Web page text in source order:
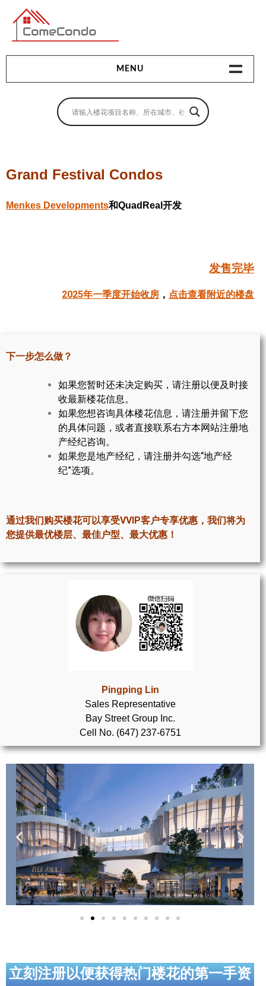
多伦多最新最全的楼花搜索引擎
MENU
地产相关
卖房指南
贷款指南
楼花地图
楼花转让专区
多伦多市中心楼花项目
怡陶碧谷社区介绍
北约克楼花项目
世嘉堡楼花项目
密西沙加社区介绍
奥克维尔社区介绍
奥克维尔楼花项目
新移民指南
留学生指南
实用链接
加拿大房地产网站
大多伦多教育网站
大多伦多医疗机构
常用查询工具
Grand Festival Condos
Menkes Developments和QuadReal开发
发售完毕
2025年一季度开始收房 ， 点击查看附近的楼盘
下一步怎么做？
如果您暂时还未决定购买，请注册以便及时接
收最新楼花信息。
如果您想咨询具体楼花信息，请注册并留下您
的具体问题，或者直接联系右方本网站注册地
产经纪咨询。
如果您是地产经纪，请注册并勾选“地产经
纪”选项。
通过我们购买楼花可以享受VVIP客户专享优惠，我们将为
您提供最优楼层、最佳户型、最大优惠！
Pingping Lin
Sales Representative
Bay Street Group Inc.
Cell No. (647) 237-6751
立刻注册以便获得热门楼花的第一手资